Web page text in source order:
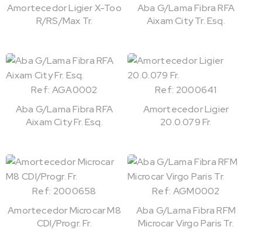
Amortecedor Ligier X-Too
R/RS/Max Tr.
Aba G/Lama Fibra RFA
Aixam City Tr. Esq.
Ref: AGA0002
Aba G/Lama Fibra RFA
Aixam City Fr. Esq.
Ref: 2000641
Amortecedor Ligier
20.0.079 Fr.
Ref: 2000658
Amortecedor Microcar M8
CDI/Progr. Fr.
Ref: AGM0002
Aba G/Lama Fibra RFM
Microcar Virgo Paris Tr.